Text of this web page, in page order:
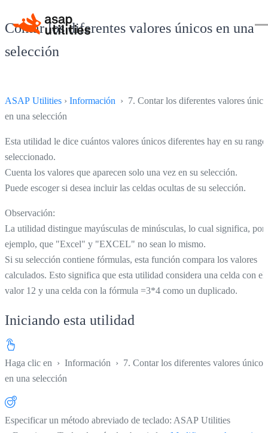
Contar los diferentes valores únicos en una
selección
ASAP Utilities › Información › 7. Contar los diferentes valores
en una selección
Esta utilidad le dice cuántos valores únicos diferentes hay en su rango
seleccionado.
Cuenta los valores que aparecen solo una vez en su selección.
Puede escoger si desea incluir las celdas ocultas de su selección.
Observación:
La utilidad distingue mayúsculas de minúsculas, lo cual significa, por
ejemplo, que "Excel" y "EXCEL" no sean lo mismo.
Si su selección contiene fórmulas, esta función compara los valores
calculados. Esto significa que esta utilidad considera una celda con el
valor 12 y una celda con la fórmula =3*4 como un duplicado.
Iniciando esta utilidad
Haga clic en › Información › 7. Contar los diferentes valores únicos
en una selección
Especificar un método abreviado de teclado: ASAP Utilities